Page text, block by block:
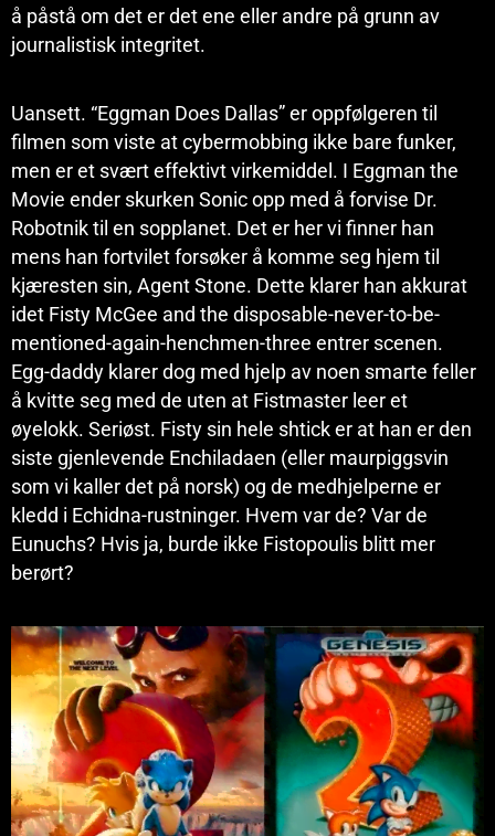
å påstå om det er det ene eller andre på grunn av
journalistisk integritet.
Uansett. “Eggman Does Dallas” er oppfølgeren til
filmen som viste at cybermobbing ikke bare funker,
men er et svært effektivt virkemiddel. I Eggman the
Movie ender skurken Sonic opp med å forvise Dr.
Robotnik til en sopplanet. Det er her vi finner han
mens han fortvilet forsøker å komme seg hjem til
kjæresten sin, Agent Stone. Dette klarer han akkurat
idet Fisty McGee and the disposable-never-to-be-
mentioned-again-henchmen-three entrer scenen.
Egg-daddy klarer dog med hjelp av noen smarte feller
å kvitte seg med de uten at Fistmaster leer et
øyelokk. Seriøst. Fisty sin hele shtick er at han er den
siste gjenlevende Enchiladaen (eller maurpiggsvin
som vi kaller det på norsk) og de medhjelperne er
kledd i Echidna-rustninger. Hvem var de? Var de
Eunuchs? Hvis ja, burde ikke Fistopoulis blitt mer
berørt?